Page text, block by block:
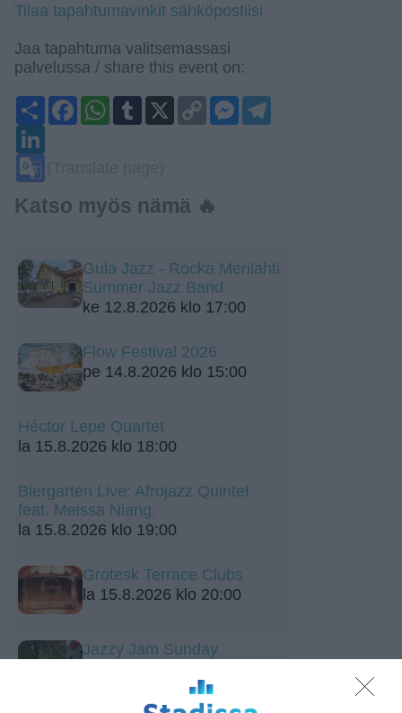
Tilaa tapahtumavinkit sähköpostiisi
Jaa tapahtuma valitsemassasi
palvelussa / share this event on:
ShareFacebookWhatsApp
Tumblr
X
Copy
Link
Messenger
Katso myös nämä 🔥
Gula Jazz - Rocka Merilahti
Summer Jazz Band
ke 12.8.2026 klo 17:00
Flow Festival 2026
pe 14.8.2026 klo 15:00
Héctor Lepe Quartet
la 15.8.2026 klo 18:00
Biergarten Live: Afrojazz Quintet
feat. Meissa Niang.
la 15.8.2026 klo 19:00
Grotesk Terrace Clubs
la 15.8.2026 klo 20:00
Jazzy Jam Sunday